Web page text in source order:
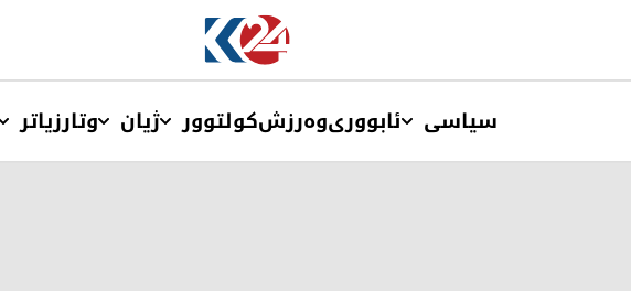
سیاسی ئابووریوەرزشکولتوور ژیان وتارزیاتر